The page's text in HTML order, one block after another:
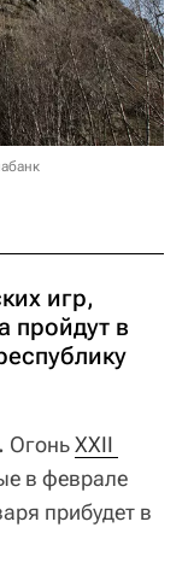
игр,
пройдут в
ОгоньXXII
в феврале
прибудет в